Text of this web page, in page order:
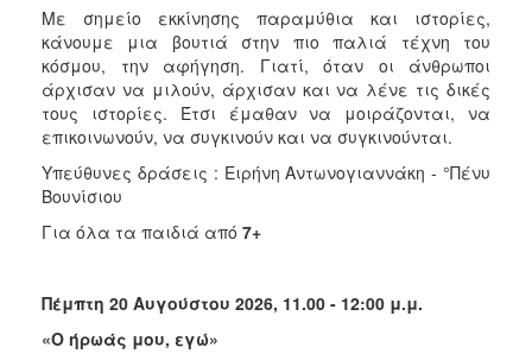
Με σημείο εκκίνησης παραμύθια και ιστορίες,
κάνουμε μια βουτιά στην πιο παλιά τέχνη του
κόσμου, την αφήγηση. Γιατί, όταν οι άνθρωποι
άρχισαν να μιλούν, άρχισαν και να λένε τις δικές
τους ιστορίες. Έτσι έμαθαν να μοιράζονται, να
επικοινωνούν, να συγκινούν και να συγκινούνται.
Υπεύθυνες δράσεις : Ειρήνη Αντωνογιαννάκη - °Πένυ
Βουνίσιου
Για όλα τα παιδιά από 7+
Πέμπτη 20 Αυγούστου 2026, 11.00 - 12:00 μ.μ.
«Ο ήρωάς μου, εγώ»